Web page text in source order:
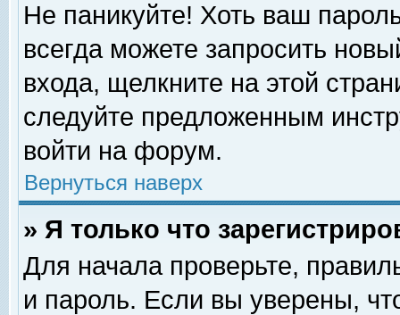
Не паникуйте! Хоть ваш
всегда можете запросить
входа, щелкните на этой
следуйте предложенным
войти на форум.
Вернуться наверх
» Я только что
Для начала проверьте,
и пароль. Если вы уверены,